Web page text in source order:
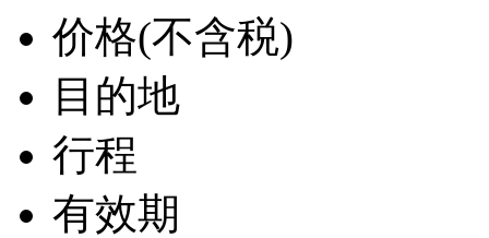
价格(不含税)
目的地
行程
有效期